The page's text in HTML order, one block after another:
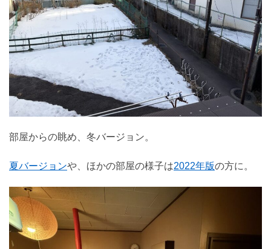
部屋からの眺め、冬バージョン。
夏バージョンや、ほかの部屋の様子は2022年版の方に。